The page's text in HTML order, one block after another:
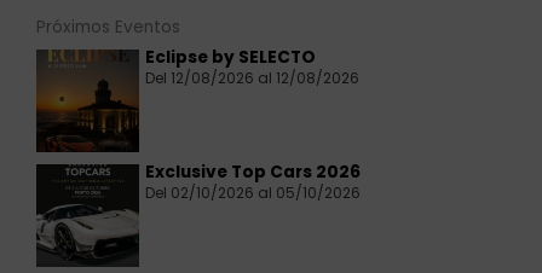
Próximos Eventos
Eclipse by SELECTO
Del 12/08/2026 al 12/08/2026
Exclusive Top Cars 2026
Del 02/10/2026 al 05/10/2026